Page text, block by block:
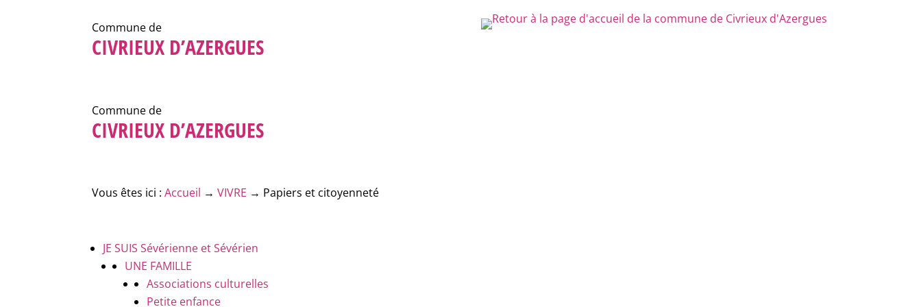
Commune de
CIVRIEUX D’AZERGUES
Commune de
CIVRIEUX D’AZERGUES
Vous êtes ici :Accueil →VIVRE → Papiers et citoyenneté
JE SUIS Sévérienne et Sévérien
UNE FAMILLE
Associations culturelles
Petite enfance